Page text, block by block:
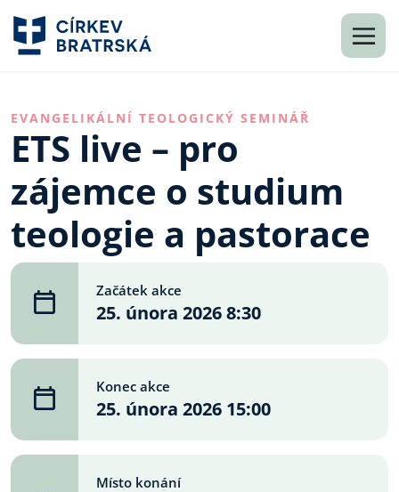
EVANGELIKÁLNÍ TEOLOGICKÝ SEMINÁŘ
ETS live – pro
zájemce o studium
teologie a pastorace
Začátek akce
25. února 2026 8:30
Konec akce
25. února 2026 15:00
Místo konání